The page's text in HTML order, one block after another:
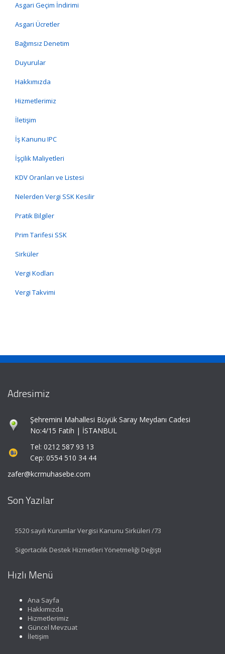
Asgari Geçim İndirimi
Asgari Ücretler
Bağımsız Denetim
Duyurular
Hakkımızda
Hizmetlerimiz
İletişim
İş Kanunu IPC
İşçilik Maliyetleri
KDV Oranları ve Listesi
Nelerden Vergi SSK Kesilir
Pratik Bilgiler
Prim Tarifesi SSK
Sirküler
Vergi Kodları
Vergi Takvimi
Adresimiz
Şehremini Mahallesi Büyük Saray Meydanı Cadesi
No:4/15 Fatih | İSTANBUL
Tel: 0212 587 93 13
Cep: 0554 510 34 44
zafer@kcrmuhasebe.com
Son Yazılar
5520 sayılı Kurumlar Vergisi Kanunu Sirküleri /73
Sigortacılık Destek Hizmetleri Yönetmeliği Değişti
Hızlı Menü
Ana Sayfa
Hakkımızda
Hizmetlerimiz
Güncel Mevzuat
İletişim